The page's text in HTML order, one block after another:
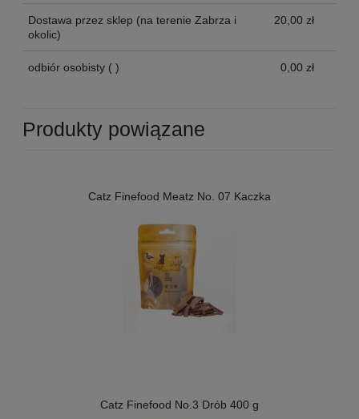
Dostawa przez sklep (na terenie Zabrza i
okolic)
20,00 zł
odbiór osobisty ( ) 0,00 zł
Produkty powiązane
Catz Finefood Meatz No. 07 Kaczka
Catz Finefood No.3 Drób 400 g